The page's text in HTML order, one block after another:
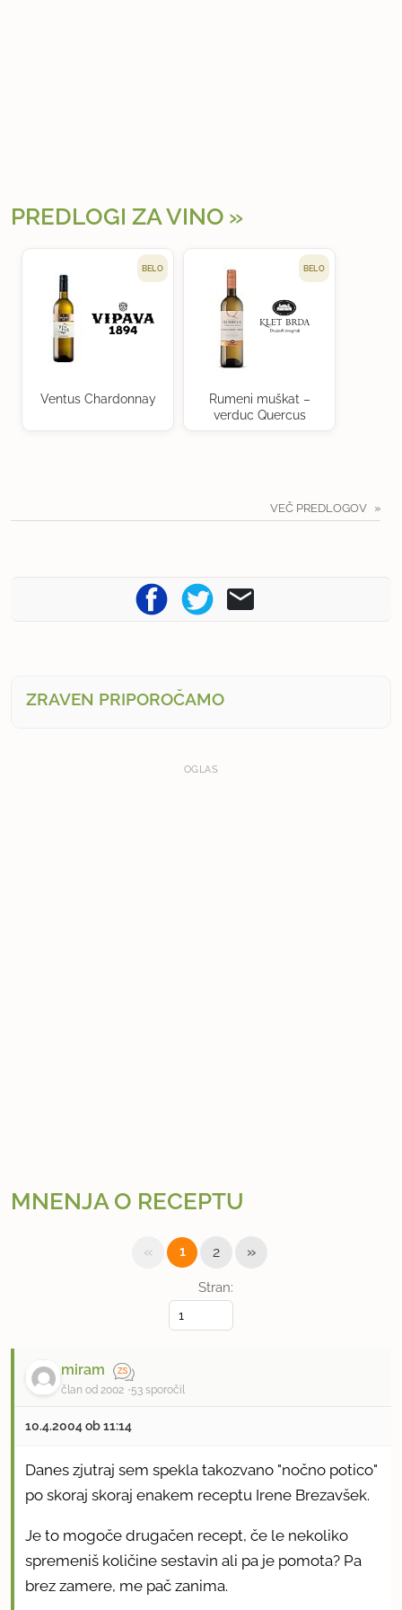
PREDLOGI ZA VINO
BELO
Ventus Chardonnay
BELO
Rumeni muškat –
verduc Quercus
VEČ PREDLOGOV
ZRAVEN PRIPOROČAMO
OGLAS
MNENJA O RECEPTU
Stran:
« 1 2 »
miram
član od 2002 53 sporočil
10.4.2004 ob 11:14
Danes zjutraj sem spekla takozvano "nočno potico"
po skoraj skoraj enakem receptu Irene Brezavšek.
Je to mogoče drugačen recept, če le nekoliko
spremeniš količine sestavin ali pa je pomota? Pa
brez zamere, me pač zanima.